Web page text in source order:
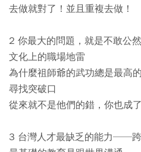
去做就對了！並且重複去做！
2 你最大的問題，就是不敢公然
文化上的職場地雷
為什麼祖師爺的武功總是最高
尋找突破口
從來就不是他們的錯，你也成
3 台灣人才最缺乏的能力──